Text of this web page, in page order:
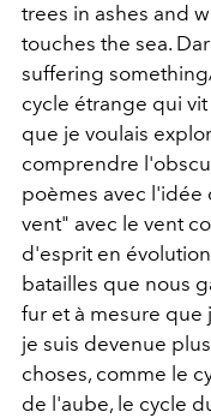
trees in ashes and
touches the sea.
suffering
cycle étrange qui
que je voulais
comprendre
poèmes avec
vent" avec le vent
d'esprit en
batailles que nous
fur et à mesure que
je suis devenue
choses, comme le
de l'aube, le cycle